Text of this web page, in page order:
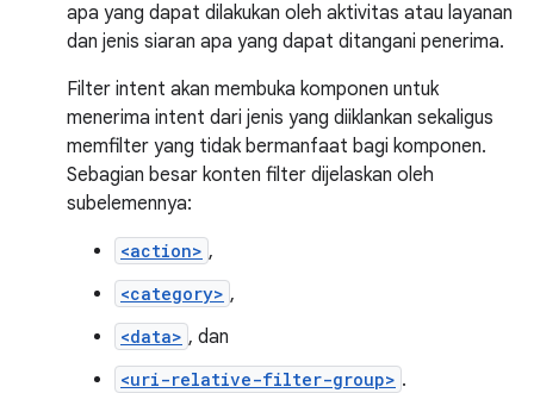
apa yang dapat dilakukan oleh aktivitas atau layanan
dan jenis siaran apa yang dapat ditangani penerima.
Filter intent akan membuka komponen untuk
menerima intent dari jenis yang diiklankan sekaligus
memfilter yang tidak bermanfaat bagi komponen.
Sebagian besar konten filter dijelaskan oleh
subelemennya:
<action> ,
<category> ,
<data> , dan
<uri-relative-filter-group> .